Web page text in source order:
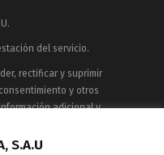
del servicio.
rectificar y suprimir
y otros
adicional y
S.A.U